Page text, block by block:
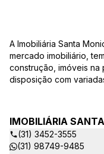
A Imobiliária Santa
mercado imobiliário,
construção, imóveis na
disposição com
ao CRECI-EE –
todas as suas dúvidas
salas comerciais e outros
vantagens que a
IMOBILIÁRIA
(31) 3452-3555
(31) 98749-9485